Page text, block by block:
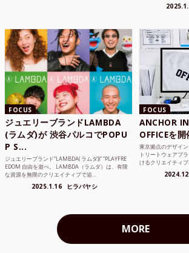
FOCUS
ジュエリーブランドLAMBDA
(ラムダ)が 渋谷パルコでPOPU
P S...
ジュエリーブランド“LAMBDA( ラムダ))” “PLAYFRE
EDOM 自由を遊べ。 LAMBDA（ラムダ）は、有限
な資源を無限のクリエイティブで追...
2025.1.16 ヒラバヤシ
FOCUS
ANCHOR
OFFICEを開
東京拠点のデザイ
トリートウェアブ
けるクリエイティ
MORE